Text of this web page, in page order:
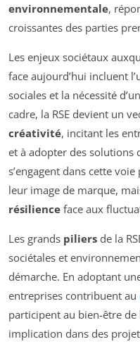
environnementale,
croissantes des parties
Les enjeux sociétaux
face aujourd’hui incluent
sociales et la nécessité
cadre, la RSE devient un
créativité, incitant les
et à adopter des solutions
s’engagent dans cette
leur image de marque,
résilience face aux
Les grands piliers de la
sociétales et
démarche. En adoptant
entreprises contribuent au
participent au bien-être de
implication dans des